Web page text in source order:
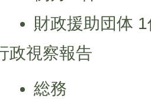
財政援助団体
政視察報告
総務